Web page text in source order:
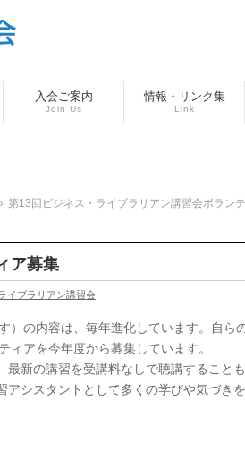
入会ご案内
Join Us
情報・リンク集
Link
第13回ビジネス・ライブラリアン講習会ボラン
ア募集
イブラリアン講習会
）の内容は、毎年進化しています。自ら
アを今年度から募集しています。
最新の講習を受講料なしで聴講すること
アシスタントとして多くの学びや気づき